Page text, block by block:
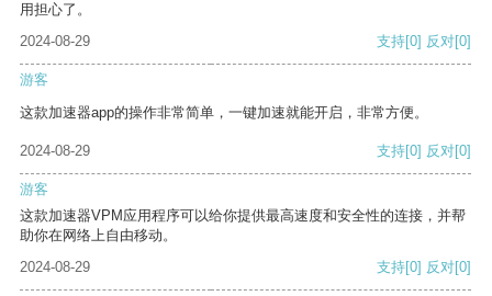
用担心了。
2024-08-29
支持[0] 反对[0]
游客
这款加速器app的操作非常简单，一键加速就能开启，非常方便。
2024-08-29 支持[0] 反对[0]
游客
这款加速器VPM应用程序可以给你提供最高速度和安全性的连接，并帮
助你在网络上自由移动。
2024-08-29
支持[0] 反对[0]